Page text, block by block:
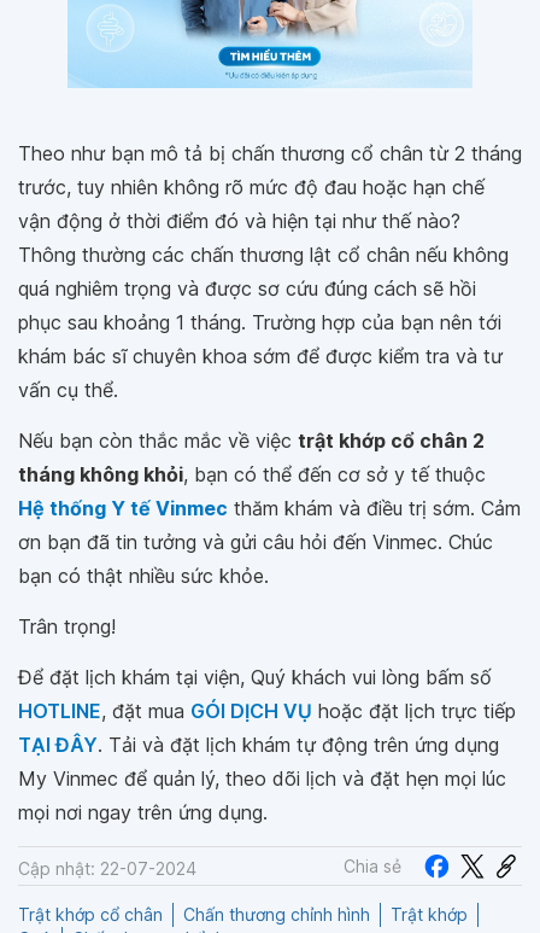
Theo như bạn mô tả bị chấn thương cổ chân từ 2 tháng
trước, tuy nhiên không rõ mức độ đau hoặc hạn chế
vận động ở thời điểm đó và hiện tại như thế nào?
Thông thường các chấn thương lật cổ chân nếu không
quá nghiêm trọng và được sơ cứu đúng cách sẽ hồi
phục sau khoảng 1 tháng. Trường hợp của bạn nên tới
khám bác sĩ chuyên khoa sớm để được kiểm tra và tư
vấn cụ thể.
Nếu bạn còn thắc mắc về việc trật khớp cổ chân 2
tháng không khỏi, bạn có thể đến cơ sở y tế thuộc
Hệ thống Y tế Vinmec thăm khám và điều trị sớm. Cảm
ơn bạn đã tin tưởng và gửi câu hỏi đến Vinmec. Chúc
bạn có thật nhiều sức khỏe.
Trân trọng!
Để đặt lịch khám tại viện, Quý khách vui lòng bấm số
HOTLINE, đặt mua GÓI DỊCH VỤ hoặc đặt lịch trực tiếp
TẠI ĐÂY. Tải và đặt lịch khám tự động trên ứng dụng
My Vinmec để quản lý, theo dõi lịch và đặt hẹn mọi lúc
mọi nơi ngay trên ứng dụng.
Cập nhật: 22-07-2024 Chia sẻ
Trật khớp cổ chân Chấn thương chỉnh hình
Trật khớp